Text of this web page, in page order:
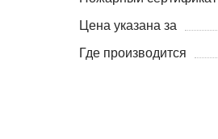
Цена указана за
Где производится